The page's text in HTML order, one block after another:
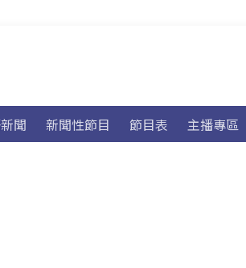
聞 新聞性節目 節目表 主播專區